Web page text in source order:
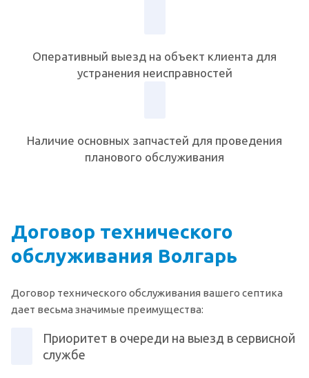
Оперативный выезд на объект клиента для
устранения неисправностей
Наличие основных запчастей для проведения
планового обслуживания
Договор технического
обслуживания Волгарь
Договор технического обслуживания вашего септика
дает весьма значимые преимущества:
Приоритет в очереди на выезд в сервисной
службе